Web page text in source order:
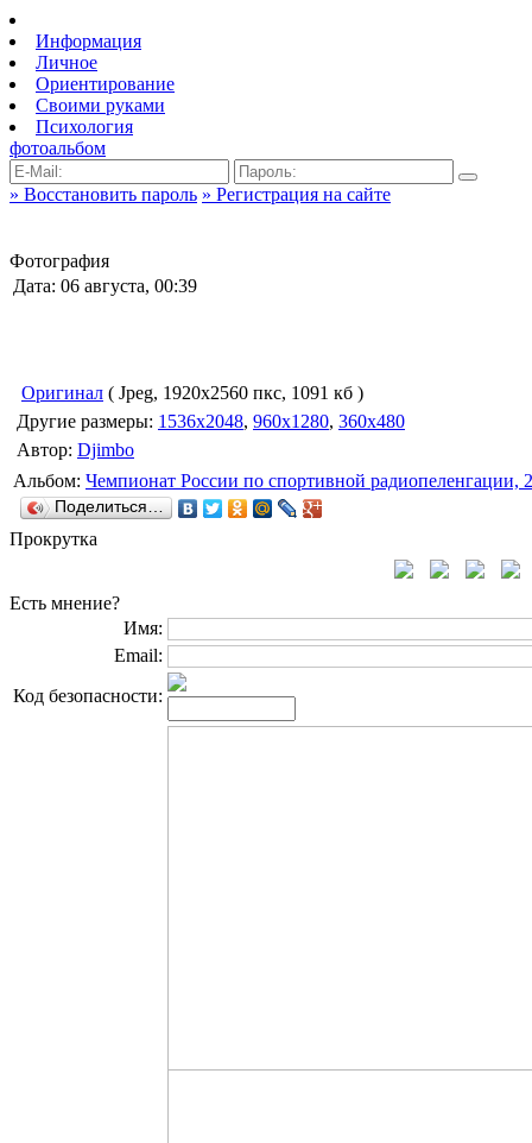
Информация
Личное
Ориентирование
Своими руками
Психология
фотоальбом
» Восстановить пароль » Регистрация на сайте
Фотография
Дата: 06 августа, 00:39
Оригинал ( Jpeg, 1920x2560 пкс, 1091 кб )
Другие размеры: 1536x2048, 960x1280, 360x480
Автор: Djimbo
Альбом: Чемпионат России по спортивной радиопеленгации,
Поделиться…
Прокрутка
Есть мнение?
Имя:
Email:
Код безопасности: